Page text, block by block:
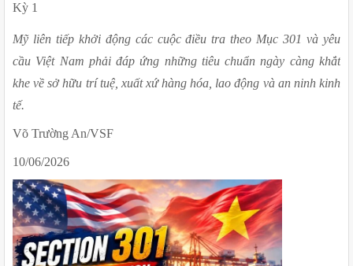
Kỳ 1
Mỹ liên tiếp khởi động các cuộc điều tra theo Mục 301 và yêu
cầu Việt Nam phải đáp ứng những tiêu chuẩn ngày càng khắt
khe về sở hữu trí tuệ, xuất xứ hàng hóa, lao động và an ninh kinh
tế.
Võ Trường An/VSF
10/06/2026